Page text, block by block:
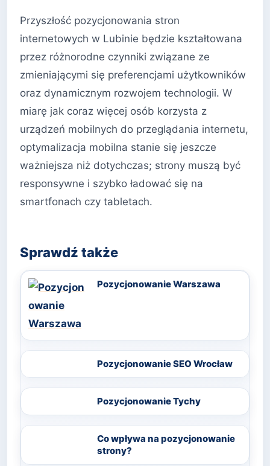
Przyszłość pozycjonowania stron
internetowych w Lubinie będzie kształtowana
przez różnorodne czynniki związane ze
zmieniającymi się preferencjami użytkowników
oraz dynamicznym rozwojem technologii. W
miarę jak coraz więcej osób korzysta z
urządzeń mobilnych do przeglądania internetu,
optymalizacja mobilna stanie się jeszcze
ważniejsza niż dotychczas; strony muszą być
responsywne i szybko ładować się na
smartfonach czy tabletach.
Sprawdź także
Pozycjonowanie Warszawa
Pozycjonowanie SEO Wrocław
Pozycjonowanie Tychy
Co wpływa na pozycjonowanie
strony?